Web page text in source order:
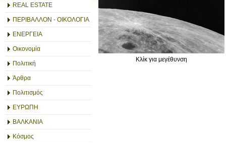
REAL ESTATE
ΠΕΡΙΒΑΛΛΟΝ - ΟΙΚΟΛΟΓΙΑ
ΕΝΕΡΓΕΙΑ
Οικονομία
Πολιτική
Άρθρα
Πολιτισμός
ΕΥΡΩΠΗ
ΒΑΛΚΑΝΙΑ
Κόσμος
Κλίκ για μεγέθυνση